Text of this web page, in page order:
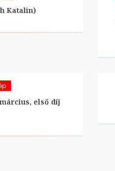
Katalin)
első díj